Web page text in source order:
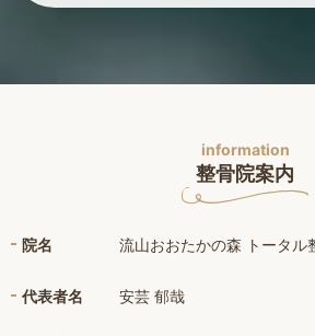
information
整骨院案内
院名 流山おおたかの森 トータル
代表者名 安芸 郁哉